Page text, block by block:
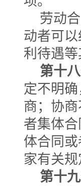
劳动
动者可
利待遇等
第十
定不明
商；协
者集体
体合同
家有关规
第十